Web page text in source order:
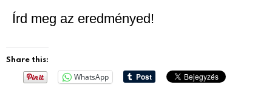
Írd meg az eredményed!
Share this:
WhatsApp